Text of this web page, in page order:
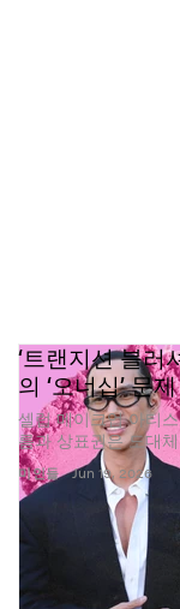
작부터 함께해 준
밀크 메이크업을
새로운 세대 역시
기도 하다.
미인들
‘트랜지션 블러
의 ‘오너십’ 문제
셀럽 메이크업 아티
름과 상표권은 도대
Jun 19, 2026